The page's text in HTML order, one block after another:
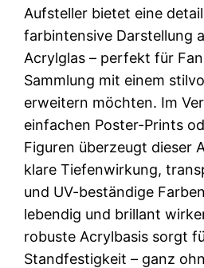
Aufsteller bietet eine
farbintensive Darstellung
Acrylglas – perfekt für
Sammlung mit einem
erweitern möchten. Im
einfachen Poster-Prints
Figuren überzeugt dieser
klare Tiefenwirkung,
und UV-beständige
lebendig und brillant
robuste Acrylbasis sorgt
Standfestigkeit – ganz